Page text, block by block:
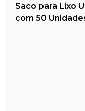
Saco para Lixo
com 50